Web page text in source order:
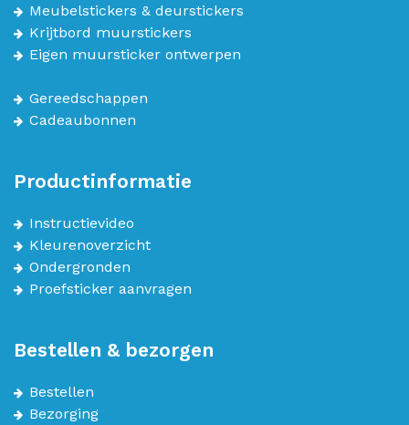
Meubelstickers & deurstickers
Krijtbord muurstickers
Eigen muursticker ontwerpen
Gereedschappen
Cadeaubonnen
Productinformatie
Instructievideo
Kleurenoverzicht
Ondergronden
Proefsticker aanvragen
Bestellen & bezorgen
Bestellen
Bezorging